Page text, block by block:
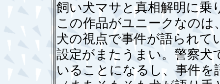
飼い犬マサと真相解明に乗
この作品がユニークなの
犬の視点で事件が語られて
設定がまたうまい。警察犬
いることになるし、事件